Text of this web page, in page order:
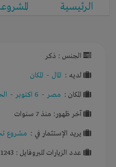
الرئيسية
الجنس : ذكر
لديـه : المال - المكان
المكان : مصر - 6 اكتوبر -
آخر ظهور: منذ 7 سنوات
يريد الإستثمار في : مشروع
عدد الزيارات للبروفايل : 1243